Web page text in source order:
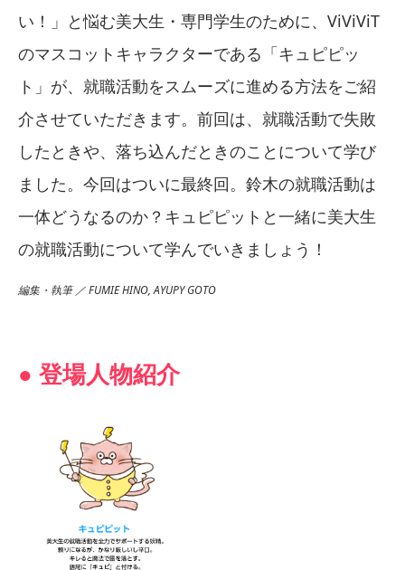
い！」と悩む美大生・専門学生のために、ViViViT
のマスコットキャラクターである「キュピピッ
ト」が、就職活動をスムーズに進める方法をご紹
介させていただきます。前回は、就職活動で失敗
したときや、落ち込んだときのことについて学び
ました。今回はついに最終回。鈴木の就職活動は
一体どうなるのか？キュピピットと一緒に美大生
の就職活動について学んでいきましょう！
編集・執筆 ／ FUMIE HINO, AYUPY GOTO
● 登場人物紹介